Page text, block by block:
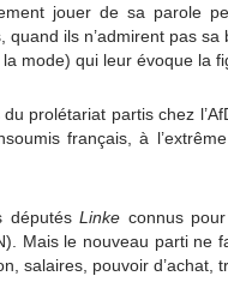
jouer de sa parole
quand ils n’admirent pas
mode) qui leur évoque la
prolétariat partis chez
français, à
députésLinke connus
Mais le nouveau parti
salaires, pouvoir d’achat,